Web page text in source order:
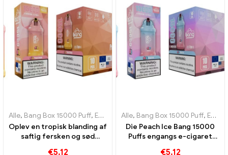
Alle, Bang Box 15000 Puff, Engangs e-cigaretter Sverige ,Engangs
Oplev en tropisk blanding af
saftig fersken og sød
€5.12
Alle, Bang Box 15000 Puff, Engangs e-cigaretter Sverige
Die Peach Ice Bang 15000
Puffs engangs e-cigaret
€5.12